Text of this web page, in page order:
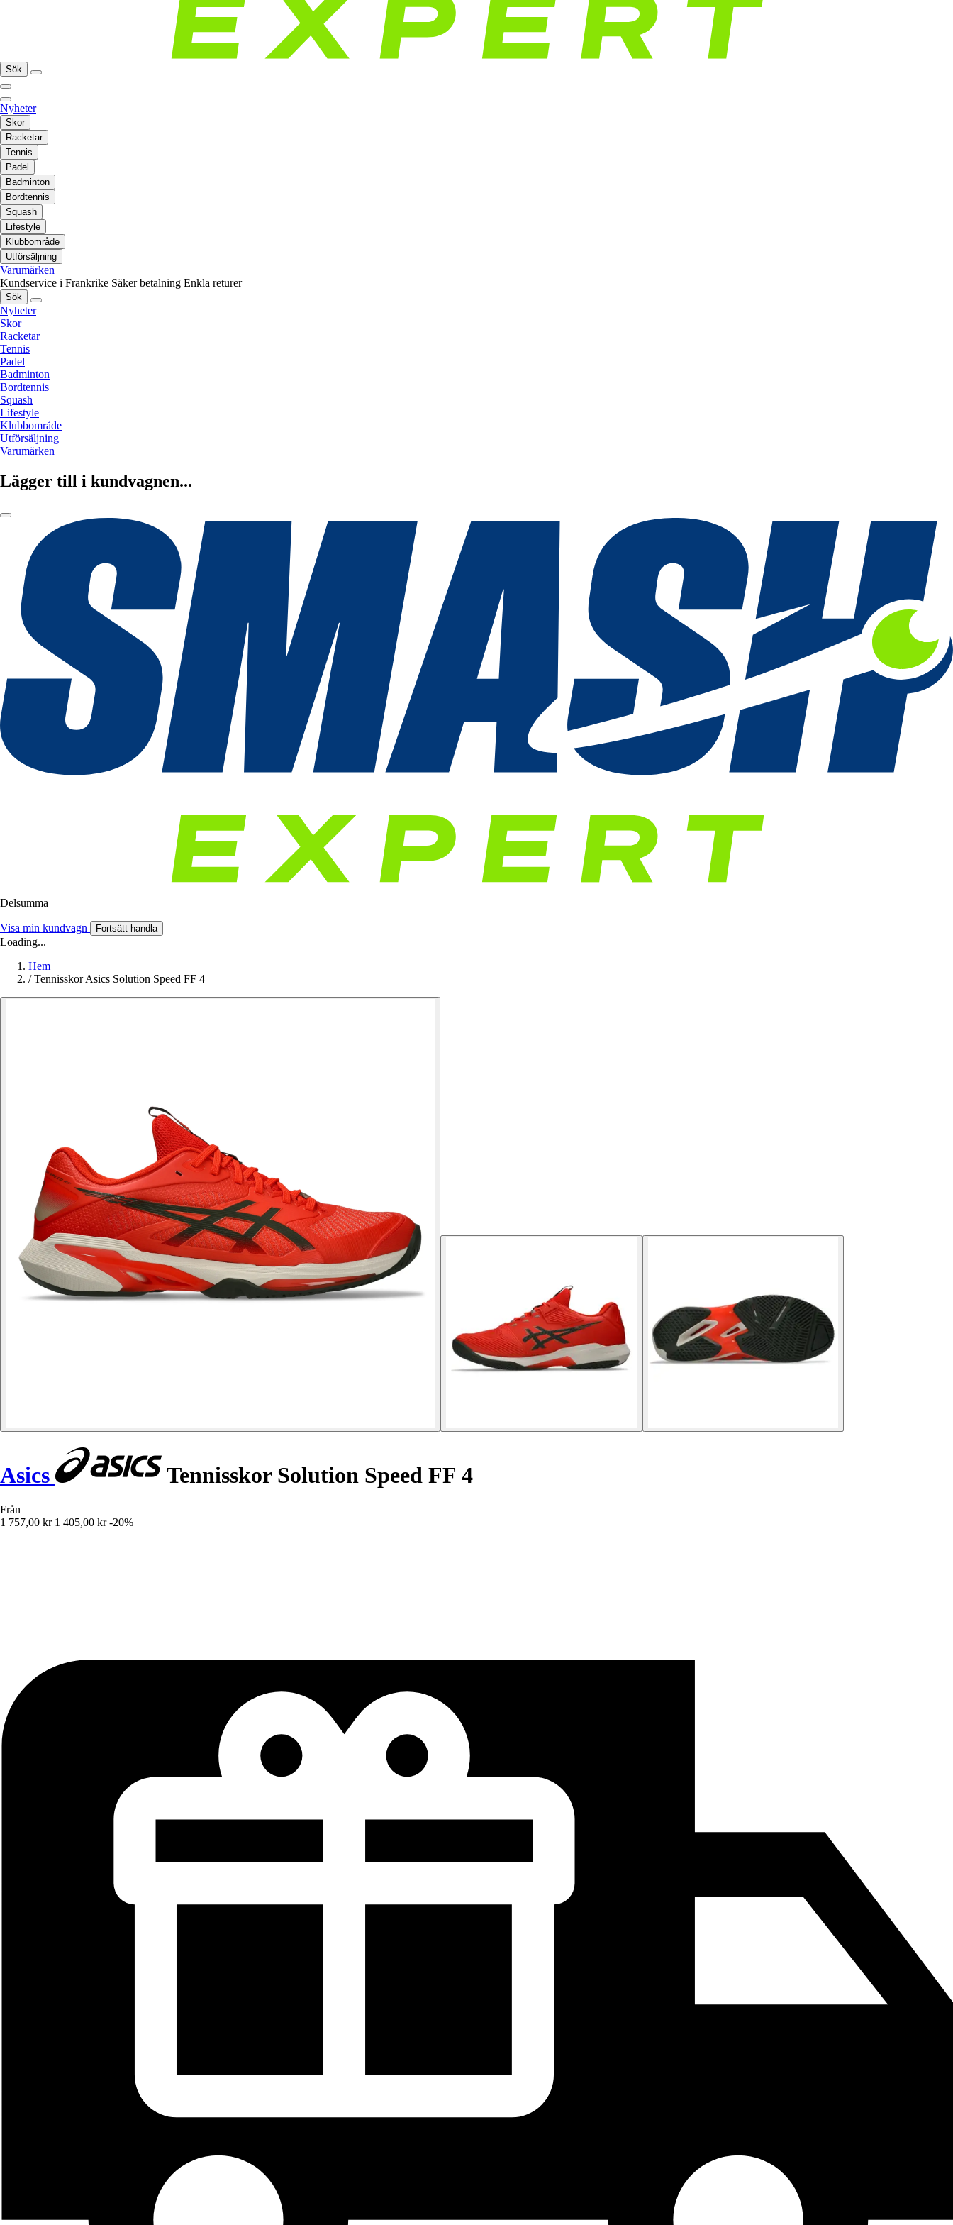
Sök
Nyheter
Skor
Racketar
Tennis
Padel
Badminton
Bordtennis
Squash
Lifestyle
Klubbområde
Utförsäljning
Varumärken
Kundservice i Frankrike Säker betalning Enkla returer
Sök
Nyheter
Skor
Racketar
Tennis
Padel
Badminton
Bordtennis
Squash
Lifestyle
Klubbområde
Utförsäljning
Varumärken
Lägger till i kundvagnen...
Delsumma
Visa min kundvagn Fortsätt handla
Loading...
Hem
/ Tennisskor Asics Solution Speed FF 4
Asics Tennisskor Solution Speed FF 4
Från
1 757,00 kr 1 405,00 kr -20%